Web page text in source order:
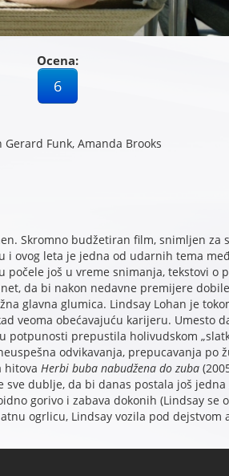
Ocena:
6
Gerard Funk, Amanda Brooks
Skromno budžetiran film, snimljen za
i ovog leta je jedna od udarnih tema
počele još u vreme snimanja, tekstovi o
da bi nakon nedavne premijere
glavna glumica. Lindsay Lohan je
veoma obećavajuću karijeru. Umesto
potpunosti prepustila holivudskom
odvikavanja, prepucavanja po
hitova Herbi buba nabudžena do zuba
dublje, da bi danas postala još jedna
gorivo i zabava dokonih (Lindsay se
ogrlicu, Lindsay vozila pod dejstvom